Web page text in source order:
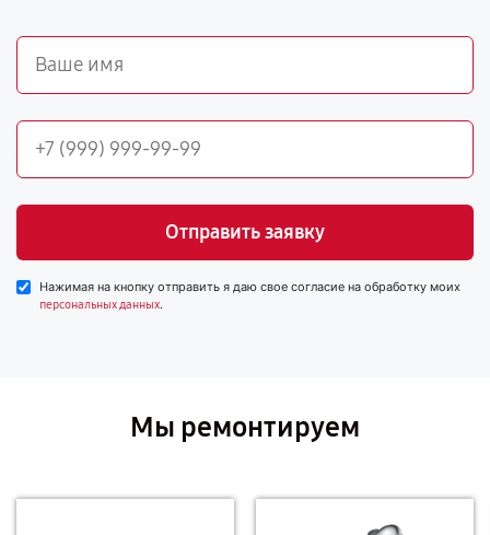
Отправить заявку
Нажимая на кнопку отправить я даю свое согласие на обработку моих
персональных данных.
Мы ремонтируем